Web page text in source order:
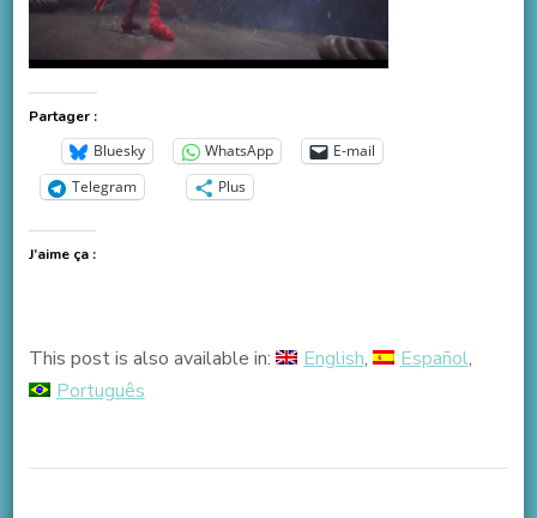
Partager :
Bluesky WhatsApp
E-mail
Telegram
Plus
J’aime ça :
This post is also available in: English
Español
Português